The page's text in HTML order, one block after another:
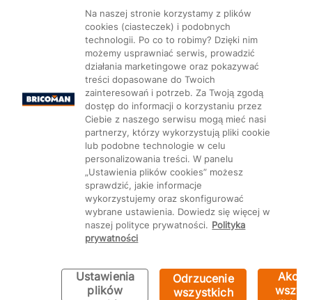
Mapa Strony: Kategorie Produkty Marki CMS
Ustawienia plików cookie
Na naszej stronie korzystamy z plików
cookies (ciasteczek) i podobnych
technologii. Po co to robimy? Dzięki nim
możemy usprawniać serwis, prowadzić
działania marketingowe oraz pokazywać
treści dopasowane do Twoich
zainteresowań i potrzeb. Za Twoją zgodą
dostęp do informacji o korzystaniu przez
Ciebie z naszego serwisu mogą mieć nasi
partnerzy, którzy wykorzystują pliki cookie
lub podobne technologie w celu
personalizowania treści. W panelu
„Ustawienia plików cookies” możesz
sprawdzić, jakie informacje
wykorzystujemy oraz skonfigurować
wybrane ustawienia. Dowiedz się więcej w
naszej polityce prywatności. Polityka
prywatności
Ustawienia
plików
Odrzucenie
wszystkich